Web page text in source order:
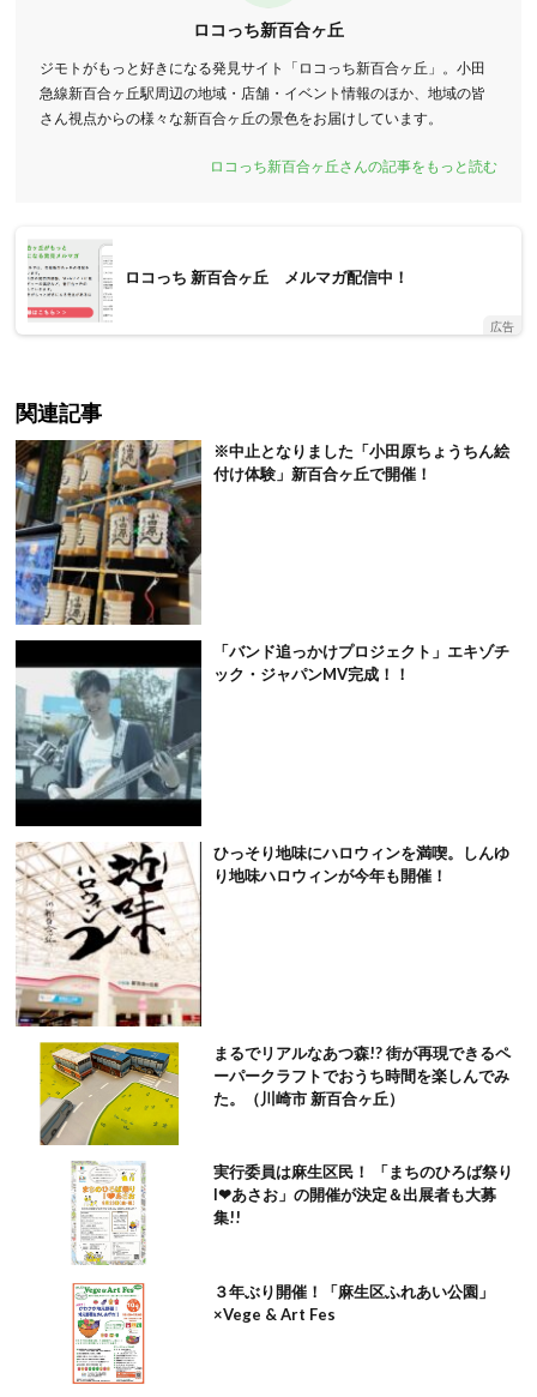
ロコっち新百合ヶ丘
ジモトがもっと好きになる発見サイト「ロコっち新百合ヶ丘」。小田
急線新百合ヶ丘駅周辺の地域・店舗・イベント情報のほか、地域の皆
さん視点からの様々な新百合ヶ丘の景色をお届けしています。
ロコっち新百合ヶ丘さんの記事をもっと読む
ロコっち 新百合ヶ丘 メルマガ配信中！
広告
関連記事
※中止となりました「小田原ちょうちん絵
付け体験」新百合ヶ丘で開催！
「バンド追っかけプロジェクト」エキゾチ
ック・ジャパンMV完成！！
ひっそり地味にハロウィンを満喫。しんゆ
り地味ハロウィンが今年も開催！
まるでリアルなあつ森!? 街が再現できるペ
ーパークラフトでおうち時間を楽しんでみ
た。（川崎市 新百合ヶ丘）
実行委員は麻生区民！ 「まちのひろば祭り
I❤︎あさお」の開催が決定＆出展者も大募
集!!
３年ぶり開催！「麻生区ふれあい公園」
×Vege & Art Fes